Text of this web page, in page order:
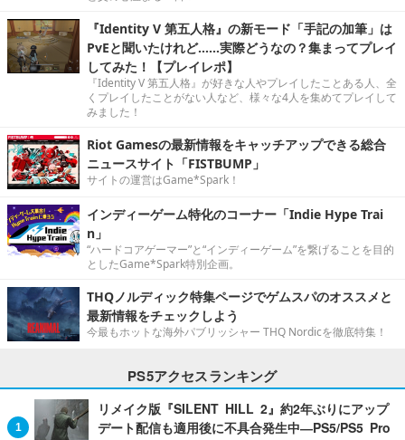
『Identity V 第五人格』の新モード「手記の加筆」は
PvEと聞いたけれど……実際どうなの？集まってプレイ
してみた！【プレイレポ】
『Identity V 第五人格』が好きな人やプレイしたことある人、全
くプレイしたことがない人など、様々な4人を集めてプレイして
みました！
Riot Gamesの最新情報をキャッチアップできる総合
ニュースサイト「FISTBUMP」
サイトの運営はGame*Spark！
インディーゲーム特化のコーナー「Indie Hype Trai
n」
“ハードコアゲーマー”と“インディーゲーム”を繋げることを目的
としたGame*Spark特別企画。
THQノルディック特集ページでゲムスパのオススメと
最新情報をチェックしよう
今最もホットな海外パブリッシャー THQ Nordicを徹底特集！
PS5アクセスランキング
リメイク版『SILENT HILL 2』約2年ぶりにアップ
デート配信も適用後に不具合発生中―PS5/PS5 Pro